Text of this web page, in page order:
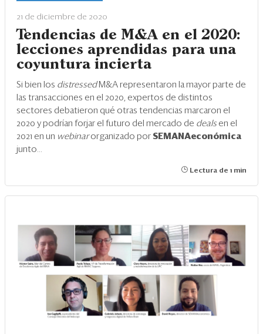
Eventos
Blogs
Ranking CEO
Edición Impresa
21 de diciembre de 2020
Tendencias de M&A en el 2020:
lecciones aprendidas para una
coyuntura incierta
Si bien los distressed M&A representaron la mayor parte de
las transacciones en el 2020, expertos de distintos
sectores debatieron qué otras tendencias marcaron el
2020 y podrían forjar el futuro del mercado de deals en el
2021 en un webinarorganizado por SEMANAeconómica
junto...
Lectura de 1 min